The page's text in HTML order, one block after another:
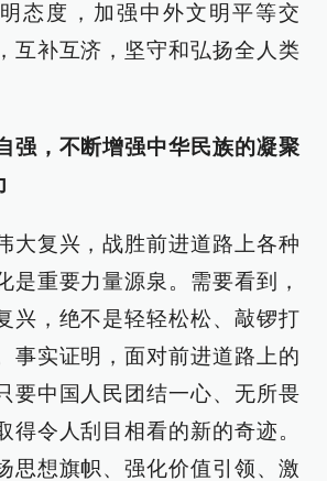
态度，加强中外文明平等交
互补互济，坚守和弘扬全人类
强，不断增强中华民族的凝聚
大复兴，战胜前进道路上各种
是重要力量源泉。需要看到，
兴，绝不是轻轻松松、敲锣打
事实证明，面对前进道路上的
要中国人民团结一心、无所畏
得令人刮目相看的新的奇迹。
思想旗帜、强化价值引领、激